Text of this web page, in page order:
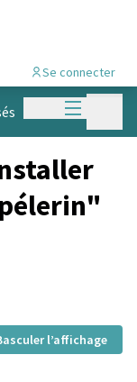
Menu
Se connecter
l’affichage